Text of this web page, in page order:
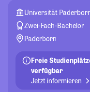
Universität
Zwei-Fach-Bachelor
Paderborn
Freie
verfügbar
Jetzt informieren